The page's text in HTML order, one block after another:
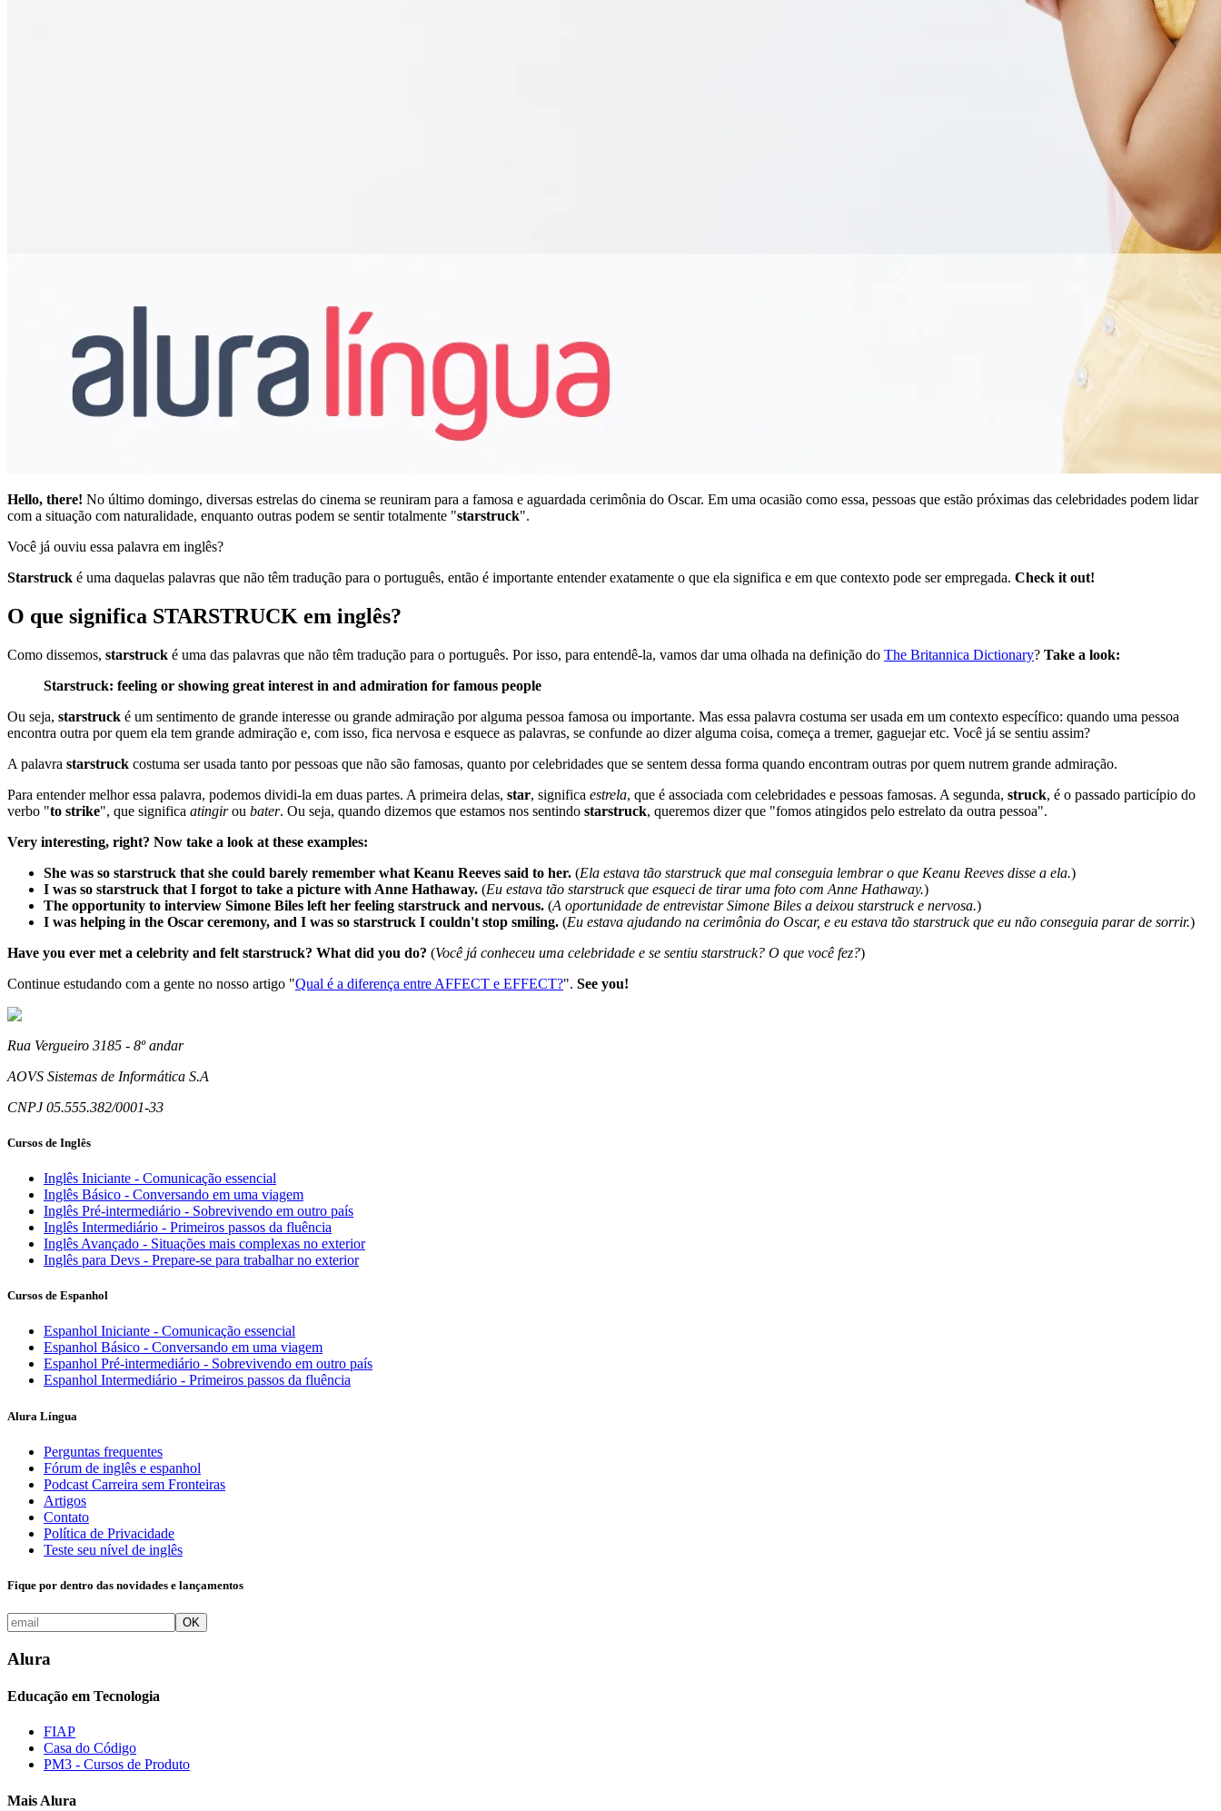
Hello, there! No último domingo, diversas estrelas do cinema se reuniram para a famosa e aguardada cerimônia do Oscar. Em uma ocasião como essa, pessoas que estão próximas das celebridades podem lidar
com a situação com naturalidade, enquanto outras podem se sentir totalmente "starstruck".
Você já ouviu essa palavra em inglês?
Starstruck é uma daquelas palavras que não têm tradução para o português, então é importante entender exatamente o que ela significa e em que contexto pode ser empregada. Check it out!
O que significa STARSTRUCK em inglês?
Como dissemos, starstruck é uma das palavras que não têm tradução para o português. Por isso, para entendê-la, vamos dar uma olhada na definição do The Britannica Dictionary? Take a look:
Starstruck: feeling or showing great interest in and admiration for famous people
Ou seja, starstruck é um sentimento de grande interesse ou grande admiração por alguma pessoa famosa ou importante. Mas essa palavra costuma ser usada em um contexto específico: quando uma pessoa
encontra outra por quem ela tem grande admiração e, com isso, fica nervosa e esquece as palavras, se confunde ao dizer alguma coisa, começa a tremer, gaguejar etc. Você já se sentiu assim?
A palavra starstruck costuma ser usada tanto por pessoas que não são famosas, quanto por celebridades que se sentem dessa forma quando encontram outras por quem nutrem grande admiração.
Para entender melhor essa palavra, podemos dividi-la em duas partes. A primeira delas, star, significa estrela, que é associada com celebridades e pessoas famosas. A segunda, struck, é o passado particípio do
verbo "to strike", que significa atingirou bater. Ou seja, quando dizemos que estamos nos sentindo starstruck, queremos dizer que "fomos atingidos pelo estrelato da outra pessoa".
Very interesting, right? Now take a look at these examples:
She was so starstruck that she could barely remember what Keanu Reeves said to her. (Ela estava tão starstruck que mal conseguia lembrar o que Keanu Reeves disse a ela.)
I was so starstruck that I forgot to take a picture with Anne Hathaway. (Eu estava tão starstruck que esqueci de tirar uma foto com Anne Hathaway.)
The opportunity to interview Simone Biles left her feeling starstruck and nervous. (A oportunidade de entrevistar Simone Biles a deixou starstruck e nervosa.)
I was helping in the Oscar ceremony, and I was so starstruck I couldn't stop smiling. (Eu estava ajudando na cerimônia do Oscar, e eu estava tão starstruck que eu não conseguia parar de sorrir.)
Have you ever met a celebrity and felt starstruck? What did you do? (Você já conheceu uma celebridade e se sentiu starstruck? O que você fez?)
Continue estudando com a gente no nosso artigo "Qual é a diferença entre AFFECT e EFFECT?". See you!
Rua Vergueiro 3185 - 8º andar
AOVS Sistemas de Informática S.A
CNPJ 05.555.382/0001-33
Cursos de Inglês
Inglês Iniciante - Comunicação essencial
Inglês Básico - Conversando em uma viagem
Inglês Pré-intermediário - Sobrevivendo em outro país
Inglês Intermediário - Primeiros passos da fluência
Inglês Avançado - Situações mais complexas no exterior
Inglês para Devs - Prepare-se para trabalhar no exterior
Cursos de Espanhol
Espanhol Iniciante - Comunicação essencial
Espanhol Básico - Conversando em uma viagem
Espanhol Pré-intermediário - Sobrevivendo em outro país
Espanhol Intermediário - Primeiros passos da fluência
Alura Língua
Perguntas frequentes
Fórum de inglês e espanhol
Podcast Carreira sem Fronteiras
Artigos
Contato
Política de Privacidade
Teste seu nível de inglês
Fique por dentro das novidades e lançamentos
OK
Alura
Educação em Tecnologia
FIAP
Casa do Código
PM3 - Cursos de Produto
Mais Alura